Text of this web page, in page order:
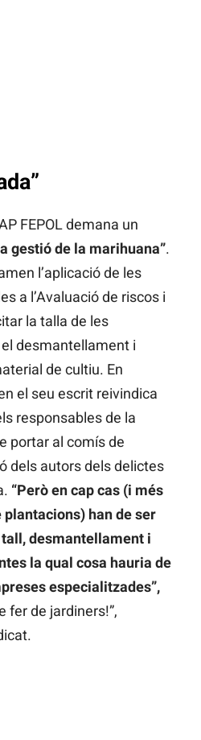
FEPOL demana un
gestió de la marihuana”.
l’aplicació de les
a l’Avaluació de riscos i
la talla de les
desmantellament i
de cultiu. En
el seu escrit reivindica
responsables de la
portar al comís de
dels autors dels delictes
“Però en cap cas (i més
han de ser
desmantellament i
la qual cosa hauria de
especialitzades”,
fer de jardiners!”,